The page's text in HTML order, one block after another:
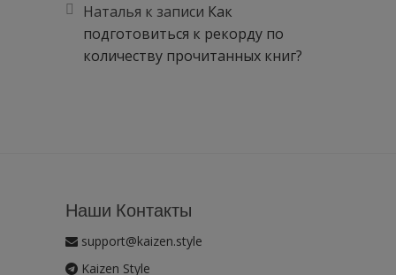
Наталья к записи Как
подготовиться к рекорду по
количеству прочитанных книг?
Наши Контакты
support@kaizen.style
Kaizen Style